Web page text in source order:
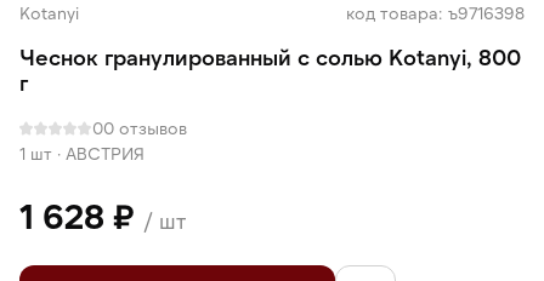
Kotanyi код товара: ъ9716398
Чеснок гранулированный с солью Kotanyi, 800
г
00 отзывов
1 шт · АВСТРИЯ
1 628 ₽ / шт